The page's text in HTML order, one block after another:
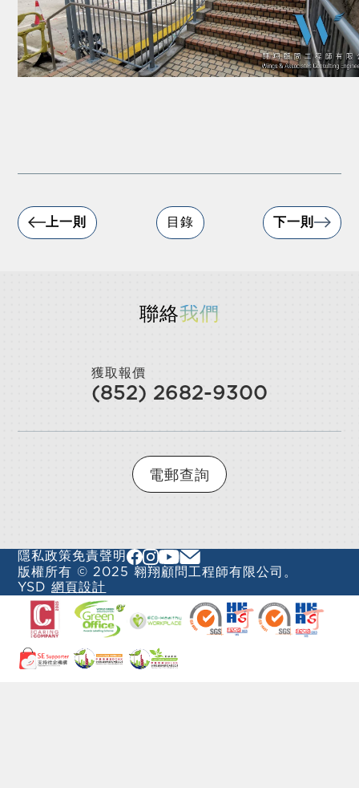
上一則 目錄 下一則
聯絡我們
獲取報價
(852) 2682-9300
電郵查詢
隱私政策免責聲明
版權所有 © 2025 翱翔顧問工程師有限公司。
YSD網頁設計